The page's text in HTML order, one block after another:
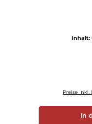
Inhalt:
Preise inkl.
In